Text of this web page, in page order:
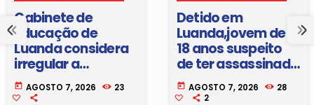
Gabinete de
Educação de
Luanda considera
irregular a
alteração do preço
das propinas
today AGOSTO 7, 2026 23
Detido em
Luanda,jovem de
18 anos suspeito
de ter assassinado
um vizinho no
Município dos
today AGOSTO 7, 2026
28
2